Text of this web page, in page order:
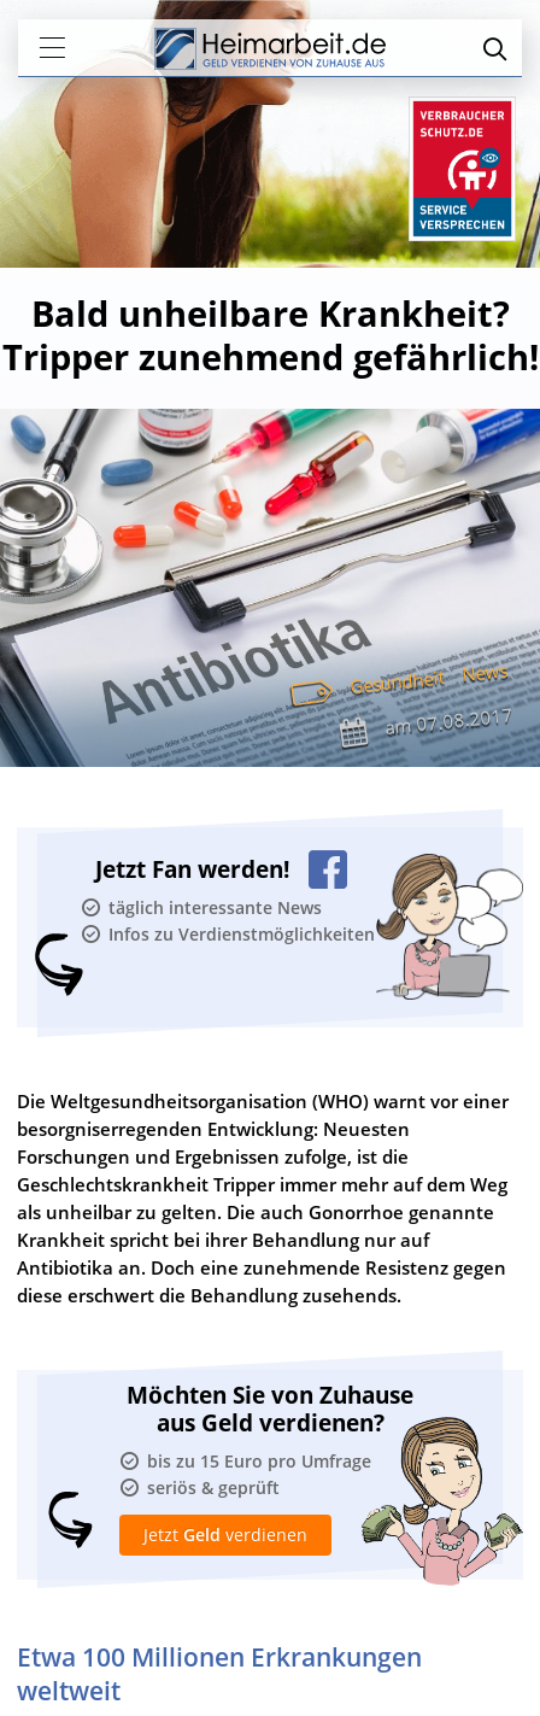
Bald unheilbare Krankheit?
Tripper zunehmend gefährlich!
Gesundheit News
am07.08.2017
Jetzt Fan werden!
täglich interessante News
Infos zu Verdienstmöglichkeiten
Die Weltgesundheitsorganisation (WHO) warnt vor einer
besorgniserregenden Entwicklung: Neuesten
Forschungen und Ergebnissen zufolge, ist die
Geschlechtskrankheit Tripper immer mehr auf dem Weg
als unheilbar zu gelten. Die auch Gonorrhoe genannte
Krankheit spricht bei ihrer Behandlung nur auf
Antibiotika an. Doch eine zunehmende Resistenz gegen
diese erschwert die Behandlung zusehends.
Möchten Sie von Zuhause
aus Geld verdienen?
bis zu 15 Euro pro Umfrage
seriös & geprüft
Jetzt Geld verdienen
Etwa 100 Millionen Erkrankungen
weltweit